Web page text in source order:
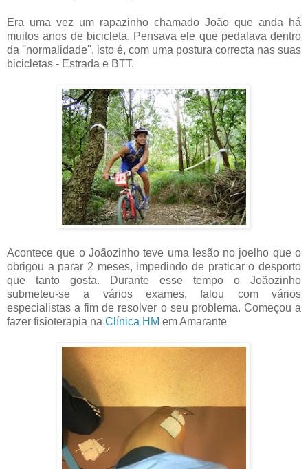
Era uma vez um rapazinho chamado João que anda há
muitos anos de bicicleta. Pensava ele que pedalava dentro
da ''normalidade'', isto é, com uma postura correcta nas suas
bicicletas - Estrada e BTT.
Acontece que o Joãozinho teve uma lesão no joelho que o
obrigou a parar 2 meses, impedindo de praticar o desporto
que tanto gosta. Durante esse tempo o Joãozinho
submeteu-se a vários exames, falou com vários
especialistas a fim de resolver o seu problema. Começou a
fazer fisioterapia na Clínica HM em Amarante